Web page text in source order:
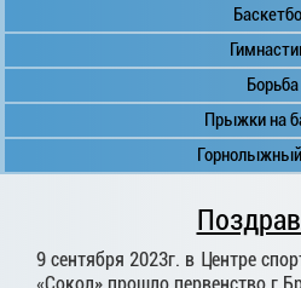
Борьба
Прыжки на
9 сентября 2023г. в Центре